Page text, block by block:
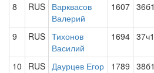
8 RUS Варквасов
Валерий
1607 36б1
9 RUS Тихонов
Василий
1694 37ч1
10 RUS Даурцев Егор 1789 38б1